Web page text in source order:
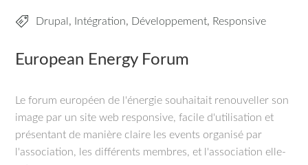
Drupal , Intégration, Développement, Responsive
European Energy Forum
Le forum européen de l'énergie souhaitait renouveller son
image par un site web responsive, facile d'utilisation et
présentant de manière claire les events organisé par
l'association, les différents membres, et l'association elle-